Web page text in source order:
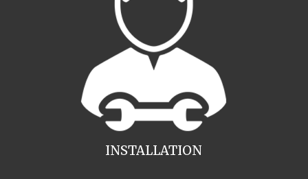
INSTALLATION